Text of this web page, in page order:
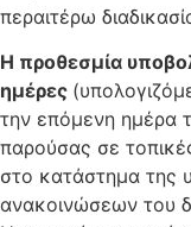
περαιτέρω
Η προθεσμία
ημέρες
την επόμενη ημέρα
παρούσας σε
στο κατάστημα της
ανακοινώσεων του